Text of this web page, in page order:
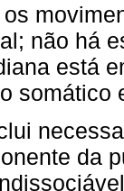
não há
está
somático
da